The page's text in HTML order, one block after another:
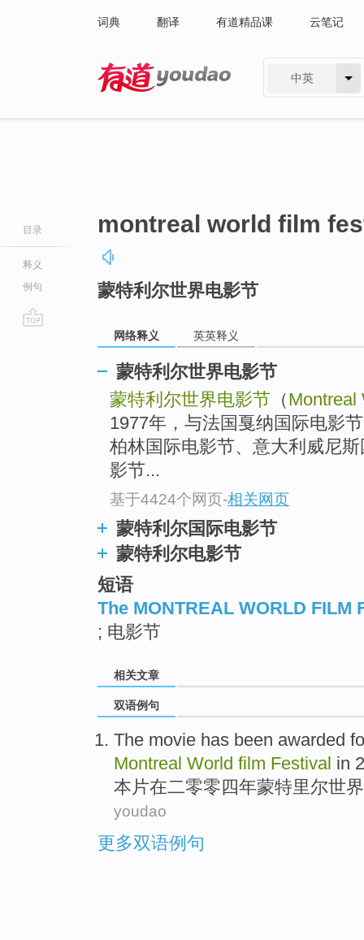
词典 翻译 有道精品课 云笔记
中英
目录
释义
例句
montreal world film
蒙特利尔世界电影节
网络释义 英英释义
蒙特利尔世界电影节
蒙特利尔世界电影节 （Montreal
1977年，与法国戛纳国际电影
柏林国际电影节、意大利威尼
影节...
基于4424个网页-相关网页
蒙特利尔国际电影节
蒙特利尔电影节
短语
The MONTREAL WORLD FILM
; 电影节
相关文章
双语例句
The movie has been awarded
Montreal World film Festival in
本片在二零零四年蒙特里尔世界
youdao
更多双语例句